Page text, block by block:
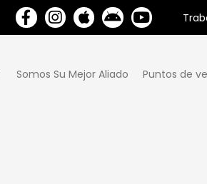
Somos Su Mejor Aliado Puntos de